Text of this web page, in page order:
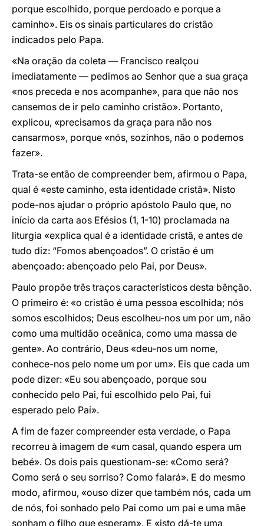
porque escolhido, porque perdoado e porque a
caminho». Eis os sinais particulares do cristão
indicados pelo Papa.
«Na oração da coleta — Francisco realçou
imediatamente — pedimos ao Senhor que a sua graça
«nos preceda e nos acompanhe», para que não nos
cansemos de ir pelo caminho cristão». Portanto,
explicou, «precisamos da graça para não nos
cansarmos», porque «nós, sozinhos, não o podemos
fazer».
Trata-se então de compreender bem, afirmou o Papa,
qual é «este caminho, esta identidade cristã». Nisto
pode-nos ajudar o próprio apóstolo Paulo que, no
início da carta aos Efésios (1, 1-10) proclamada na
liturgia «explica qual é a identidade cristã, e antes de
tudo diz: “Fomos abençoados”. O cristão é um
abençoado: abençoado pelo Pai, por Deus».
Paulo propõe três traços característicos desta bênção.
O primeiro é: «o cristão é uma pessoa escolhida; nós
somos escolhidos; Deus escolheu-nos um por um, não
como uma multidão oceânica, como uma massa de
gente». Ao contrário, Deus «deu-nos um nome,
conhece-nos pelo nome um por um». Eis que cada um
pode dizer: «Eu sou abençoado, porque sou
conhecido pelo Pai, fui escolhido pelo Pai, fui
esperado pelo Pai».
A fim de fazer compreender esta verdade, o Papa
recorreu à imagem de «um casal, quando espera um
bebé». Os dois pais questionam-se: «Como será?
Como será o seu sorriso? Como falará». E do mesmo
modo, afirmou, «ouso dizer que também nós, cada um
de nós, foi sonhado pelo Pai como um pai e uma mãe
sonham o filho que esperam». E «isto dá-te uma